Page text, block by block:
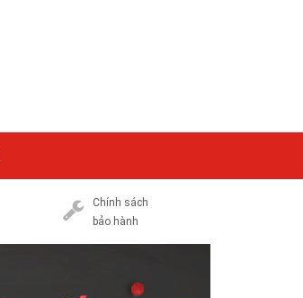
Chính sách
bảo hành